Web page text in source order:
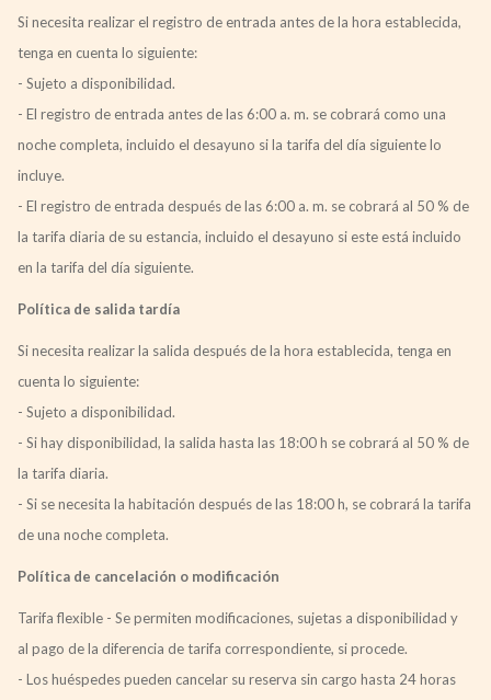
Si necesita realizar el registro de entrada antes de la hora establecida,
tenga en cuenta lo siguiente:
- Sujeto a disponibilidad.
- El registro de entrada antes de las 6:00 a. m. se cobrará como una
noche completa, incluido el desayuno si la tarifa del día siguiente lo
incluye.
- El registro de entrada después de las 6:00 a. m. se cobrará al 50 % de
la tarifa diaria de su estancia, incluido el desayuno si este está incluido
en la tarifa del día siguiente.
Política de salida tardía
Si necesita realizar la salida después de la hora establecida, tenga en
cuenta lo siguiente:
- Sujeto a disponibilidad.
- Si hay disponibilidad, la salida hasta las 18:00 h se cobrará al 50 % de
la tarifa diaria.
- Si se necesita la habitación después de las 18:00 h, se cobrará la tarifa
de una noche completa.
Política de cancelación o modificación
Tarifa flexible - Se permiten modificaciones, sujetas a disponibilidad y
al pago de la diferencia de tarifa correspondiente, si procede.
- Los huéspedes pueden cancelar su reserva sin cargo hasta 24 horas